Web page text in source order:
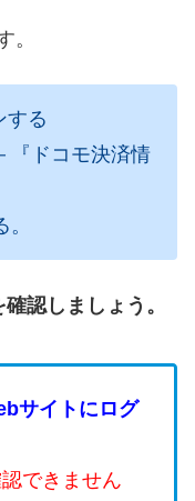
。
する
『ドコモ決済情
認しましょう。
サイトにログ
できません